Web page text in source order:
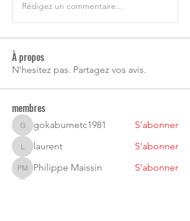
Rédigez un commentaire...
À propos
N'hesitez pas. Partagez vos avis.
membres
gokaburnetc1981
gokaburnetc1981 S'abonner
laurentlaurent S'abonner
Philippe Maissin
Philippe Maissin S'abonner